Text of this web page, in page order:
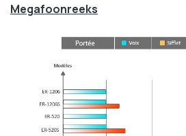
Megafoonreeks